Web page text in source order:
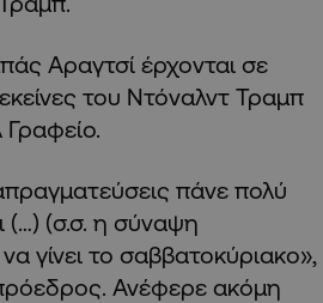
Αραγτσί έρχονται σε
του Ντόναλντ Τραμπ
πάνε πολύ
(…) (σ.σ. η σύναψη
γίνει το σαββατοκύριακο»,
Ανέφερε ακόμη